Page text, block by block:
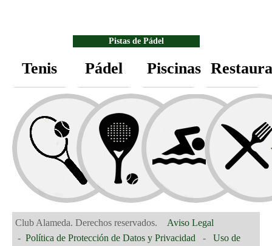
Pistas de Pádel
Gimnasio
Parque Infantil
Tenis Pádel
Pádel de hierba
artificial
iluminadas.
MÁS
INFO.
Piscinas
Club Alameda. Derechos reservados. Aviso Legal
- Política de Protección de Datos y Privacidad - Uso de